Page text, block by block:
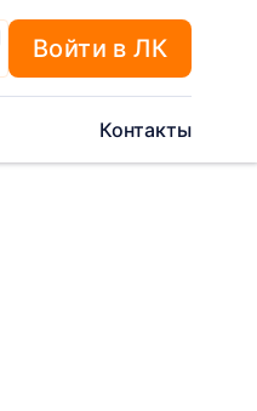
Войти в ЛК
Контакты